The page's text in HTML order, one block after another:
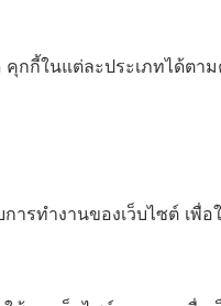
กกี้ในแต่ละประเภทได้ตา
ารทำงานของเว็บไซต์ เ